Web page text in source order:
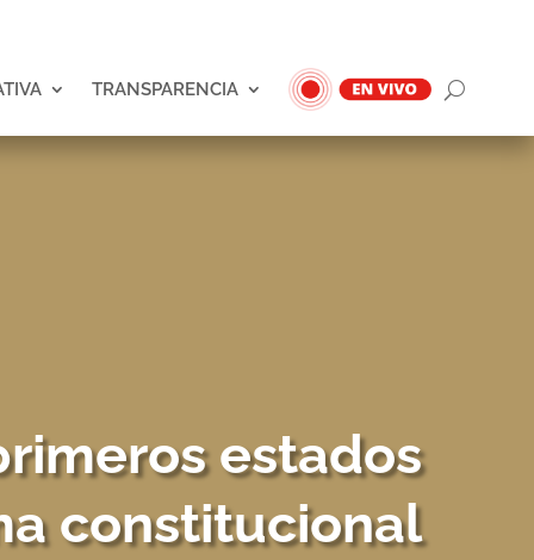
TRANSPARENCIA
estados
constitucional